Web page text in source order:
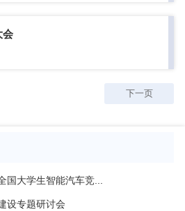
会
下一页
国大学生智能汽车竞...
设专题研讨会